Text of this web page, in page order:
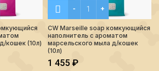
CW Baby Powder комкующийся наполнитель
кошек (10л)
Количество CW
CW Marseille soap комкующийся
наполнитель с ароматом
марсельского мыла д/кошек
(10л)
1 455₽